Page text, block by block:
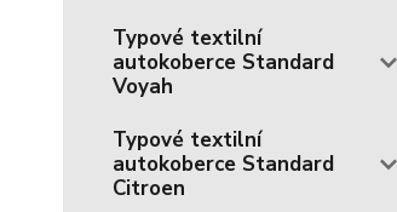
Typové textilní
autokoberce Standard
Voyah
Typové textilní
autokoberce Standard
Citroen